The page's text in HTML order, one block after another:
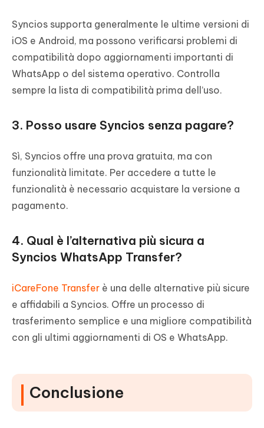
Syncios supporta generalmente le ultime versioni di
iOS e Android, ma possono verificarsi problemi di
compatibilità dopo aggiornamenti importanti di
WhatsApp o del sistema operativo. Controlla
sempre la lista di compatibilità prima dell’uso.
3. Posso usare Syncios senza pagare?
Sì, Syncios offre una prova gratuita, ma con
funzionalità limitate. Per accedere a tutte le
funzionalità è necessario acquistare la versione a
pagamento.
4. Qual è l’alternativa più sicura a
Syncios WhatsApp Transfer?
iCareFone Transfer è una delle alternative più sicure
e affidabili a Syncios. Offre un processo di
trasferimento semplice e una migliore compatibilità
con gli ultimi aggiornamenti di OS e WhatsApp.
Conclusione